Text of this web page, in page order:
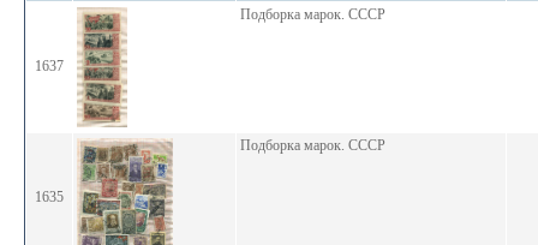
1637
Подборка марок. СССР
1635
Подборка марок. СССР